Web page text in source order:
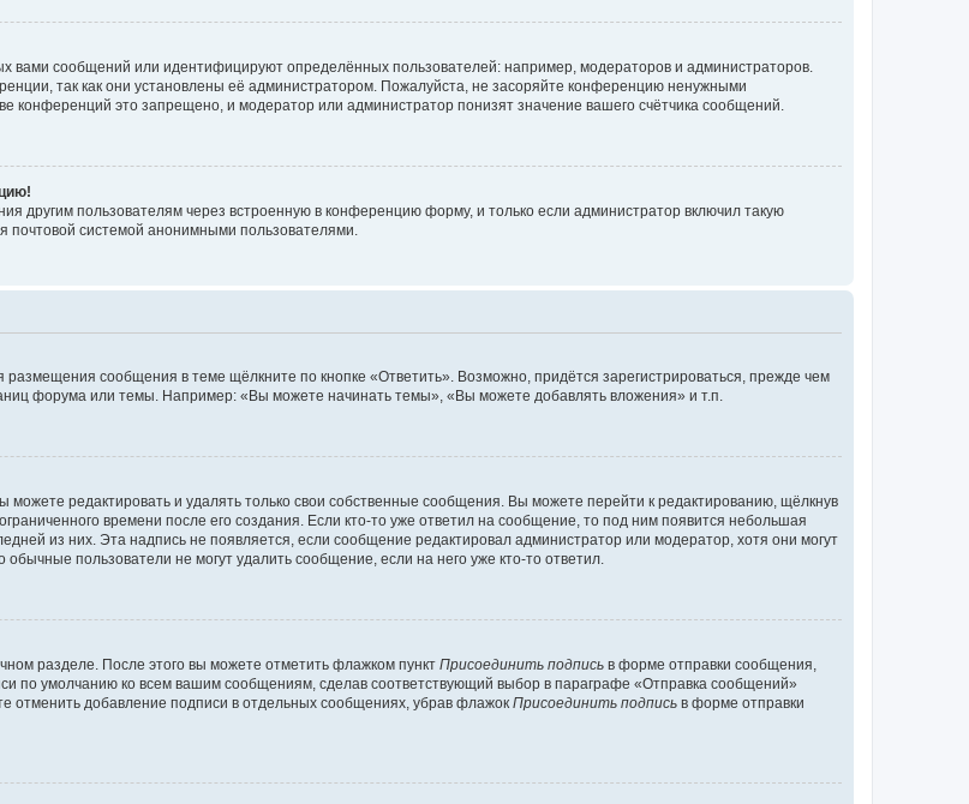
сообщений или идентифицируют определённых пользователей: например, модераторов и администраторов.
так как они установлены её администратором. Пожалуйста, не засоряйте конференцию ненужными
конференций это запрещено, и модератор или администратор понизят значение вашего счётчика сообщений.
другим пользователям через встроенную в конференцию форму, и только если администратор включил такую
почтовой системой анонимными пользователями.
сообщения в теме щёлкните по кнопке «Ответить». Возможно, придётся зарегистрироваться, прежде чем
форума или темы. Например: «Вы можете начинать темы», «Вы можете добавлять вложения» и т.п.
редактировать и удалять только свои собственные сообщения. Вы можете перейти к редактированию, щёлкнув
времени после его создания. Если кто-то уже ответил на сообщение, то под ним появится небольшая
из них. Эта надпись не появляется, если сообщение редактировал администратор или модератор, хотя они могут
пользователи не могут удалить сообщение, если на него уже кто-то ответил.
разделе. После этого вы можете отметить флажком пункт Присоединить подпись в форме отправки сообщения,
по умолчанию ко всем вашим сообщениям, сделав соответствующий выбор в параграфе «Отправка сообщений»
отменить добавление подписи в отдельных сообщениях, убрав флажок Присоединить подпись в форме отправки